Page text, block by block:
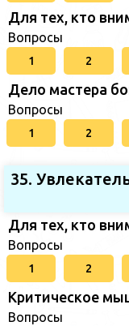
Для тех, кто
Вопросы
1 2
Дело мастера
Вопросы
1 2
35.
Для тех, кто
Вопросы
1 2
Критическое
Вопросы